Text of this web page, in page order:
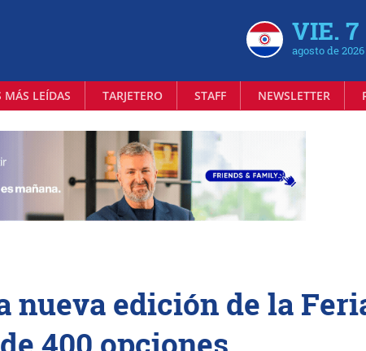
VIE. 7
agosto de 2026
MÁS LEÍDAS TARJETERO STAFF NEWSLETTER
nueva edición de la